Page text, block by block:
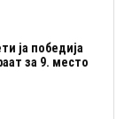
ја победија
за 9. место